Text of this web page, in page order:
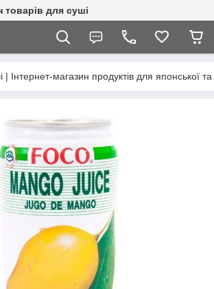
товарів для суші
Інтернет-магазин продуктів для японської та